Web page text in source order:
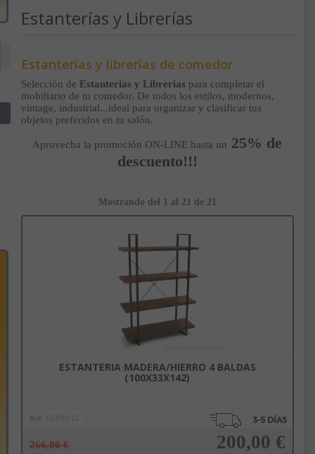
Estanterías y Librerías
Estanterías y librerías de comedor
Selección de Estanterias y Librerias para completar el
mobiliario de tu comedor. De todos los estilos, modernos,
vintage, industrial...ideal para organizar y clasificar tus
objetos preferidos en tu salón.
Aprovecha la promoción ON-LINE hasta un 25% de
descuento!!!
Mostrando del 1 al 21 de 21
ESTANTERIA MADERA/HIERRO 4 BALDAS
(100X33X142)
Ref.
266,00 € 200,00 €